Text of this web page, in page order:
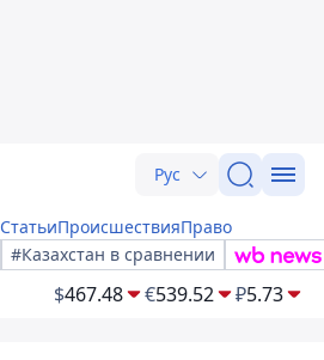
Рус
СтатьиПроисшествияПраво
#Казахстан в сравнении
$467.48 €539.52 ₽5.73